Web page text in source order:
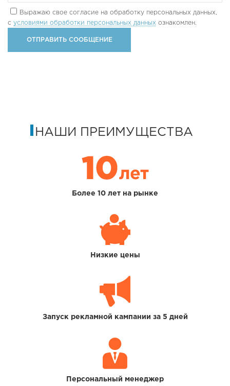
Выражаю свое согласие на обработку персональных данных,
с условиями обработки персональных данных ознакомлен.
НАШИ ПРЕИМУЩЕСТВА
Более 10 лет на рынке
Низкие цены
Запуск рекламной кампании за 5 дней
Персональный менеджер